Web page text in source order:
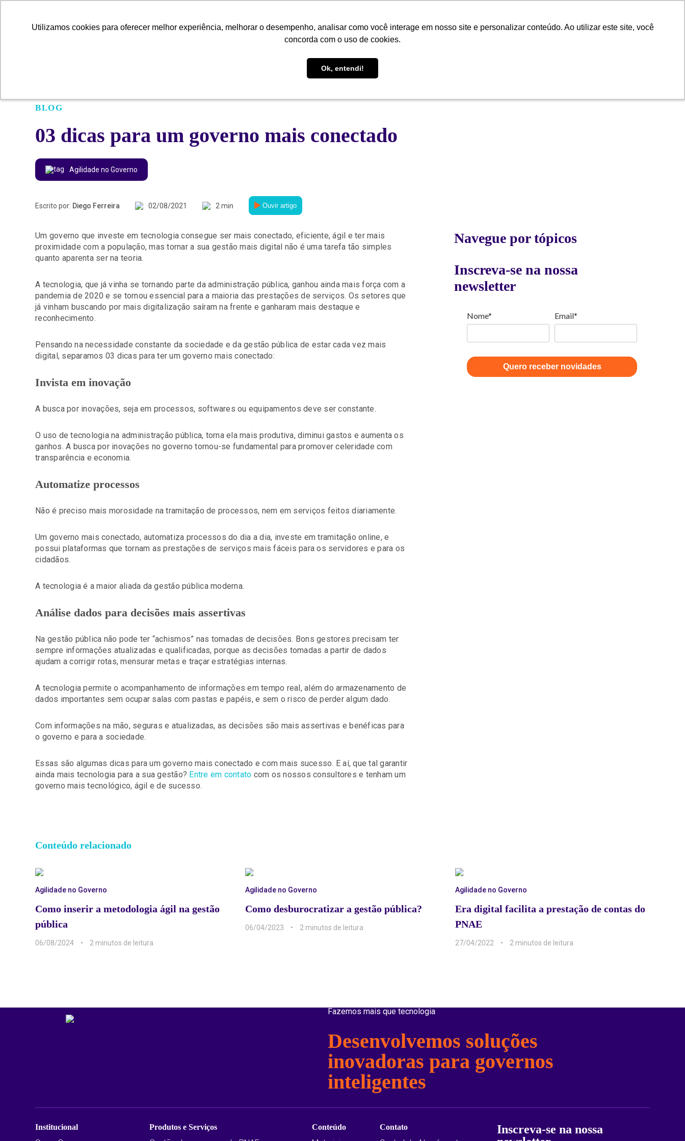
Utilizamos cookies para oferecer melhor experiência, melhorar o desempenho, analisar como você interage em nosso site e personalizar conteúdo. Ao utilizar este site, você
concorda com o uso de cookies.
Ok, entendi!
Utilizamos cookies para oferecer melhor experiência, melhorar o desempenho, analisar como você interage em nosso site e personalizar conteúdo. Ao utilizar este site, você
concorda com o uso de cookies.
Ok, entendi!
Soluções Conteúdo Central de Atendimento
BLOG
03 dicas para um governo mais conectado
Agilidade no Governo
Escrito por: Diego Ferreira 02/08/2021 2 min Ouvir artigo
Um governo que investe em tecnologia consegue ser mais conectado, eficiente, ágil e ter mais
proximidade com a população, mas tornar a sua gestão mais digital não é uma tarefa tão simples
quanto aparenta ser na teoria.
A tecnologia, que já vinha se tornando parte da administração pública, ganhou ainda mais força com a
pandemia de 2020 e se tornou essencial para a maioria das prestações de serviços. Os setores que
já vinham buscando por mais digitalização saíram na frente e ganharam mais destaque e
reconhecimento.
Pensando na necessidade constante da sociedade e da gestão pública de estar cada vez mais
digital, separamos 03 dicas para ter um governo mais conectado:
Invista em inovação
A busca por inovações, seja em processos, softwares ou equipamentos deve ser constante.
O uso de tecnologia na administração pública, torna ela mais produtiva, diminui gastos e aumenta os
ganhos. A busca por inovações no governo tornou-se fundamental para promover celeridade com
transparência e economia.
Automatize processos
Não é preciso mais morosidade na tramitação de processos, nem em serviços feitos diariamente.
Um governo mais conectado, automatiza processos do dia a dia, investe em tramitação online, e
possui plataformas que tornam as prestações de serviços mais fáceis para os servidores e para os
cidadãos.
A tecnologia é a maior aliada da gestão pública moderna.
Análise dados para decisões mais assertivas
Na gestão pública não pode ter “achismos” nas tomadas de decisões. Bons gestores precisam ter
sempre informações atualizadas e qualificadas, porque as decisões tomadas a partir de dados
ajudam a corrigir rotas, mensurar metas e traçar estratégias internas.
A tecnologia permite o acompanhamento de informações em tempo real, além do armazenamento de
dados importantes sem ocupar salas com pastas e papéis, e sem o risco de perder algum dado.
Com informações na mão, seguras e atualizadas, as decisões são mais assertivas e benéficas para
o governo e para a sociedade.
Essas são algumas dicas para um governo mais conectado e com mais sucesso. E aí, que tal garantir
ainda mais tecnologia para a sua gestão? Entre em contato com os nossos consultores e tenham um
governo mais tecnológico, ágil e de sucesso.
Navegue por tópicos
Inscreva-se na nossa
newsletter
Nome* Email*
Quero receber novidades
Conteúdo relacionado
Agilidade no Governo
Como inserir a metodologia ágil na gestão
pública
06/08/2024 2 min
Agilidade no Governo
Como desburocratizar a gestão pública?
06/04/2023 2 min
Agilidade no Governo
Era digital facilita a prestação de contas do
PNAE
27/04/2022 2 min
Fazemos mais que tecnologia
Desenvolvemos soluções
inovadoras para governos
inteligentes
Institucional Produtos e Serviços Conteúdo Contato
Inscreva-se na nossa